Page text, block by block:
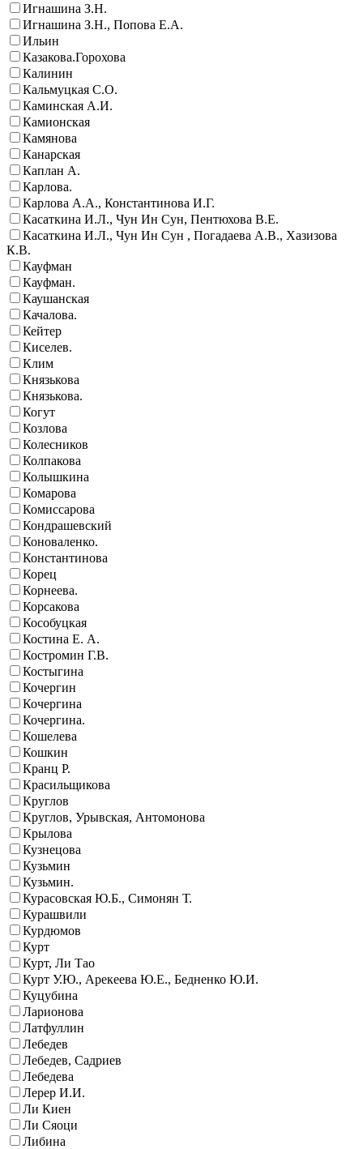
Игнашина З.Н.
Игнашина З.Н., Попова Е.А.
Ильин
Казакова.Горохова
Калинин
Кальмуцкая С.О.
Каминская А.И.
Камионская
Камянова
Канарская
Каплан А.
Карлова.
Карлова А.А., Константинова И.Г.
Касаткина И.Л., Чун Ин Сун, Пентюхова В.Е.
Касаткина И.Л., Чун Ин Сун , Погадаева А.В., Хазизова
К.В.
Кауфман
Кауфман.
Каушанская
Качалова.
Кейтер
Киселев.
Клим
Князькова
Князькова.
Когут
Козлова
Колесников
Колпакова
Колышкина
Комарова
Комиссарова
Кондрашевский
Коноваленко.
Константинова
Корец
Корнеева.
Корсакова
Кособуцкая
Костина Е. А.
Костромин Г.В.
Костыгина
Кочергин
Кочергина
Кочергина.
Кошелева
Кошкин
Кранц Р.
Красильщикова
Круглов
Круглов, Урывская, Антомонова
Крылова
Кузнецова
Кузьмин
Кузьмин.
Курасовская Ю.Б., Симонян Т.
Курашвили
Курдюмов
Курт
Курт, Ли Тао
Курт У.Ю., Арекеева Ю.Е., Бедненко Ю.И.
Куцубина
Ларионова
Латфуллин
Лебедев
Лебедев, Садриев
Лебедева
Лерер И.И.
Ли Киен
Ли Сяоци
Либина